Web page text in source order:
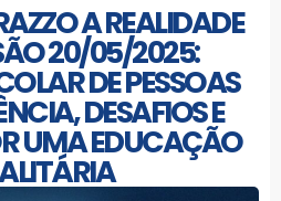
A REALIDADE
20/05/2025:
DE PESSOAS
DESAFIOS E
UMA EDUCAÇÃO